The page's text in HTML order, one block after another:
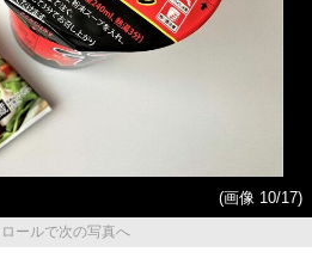
(画像 10/17)
ールで次の写真へ